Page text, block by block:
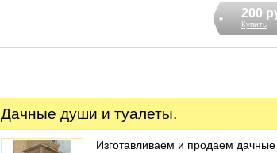
200
Купить
Дачные души и туалеты.
Изготавливаем и продаем дачные